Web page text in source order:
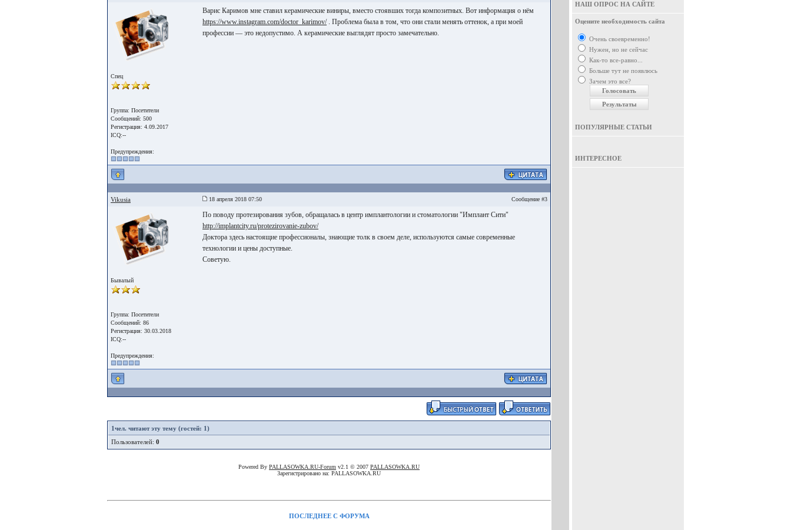
Спец
Группа: Посетители
Сообщений: 500
Регистрация: 4.09.2017
ICQ:--
Предупреждения:
Варис Каримов мне ставил керамические виниры, вместо стоявших тогда композитных. Вот информация о нём
https://www.instagram.com/doctor_karimov/. Проблема была в том, что они стали менять оттенок, а при моей
профессии — это недопустимо. А керамические выглядят просто замечательно.
Vikusia 18 апреля 2018 07:50 Сообщение #3
Бывалый
Группа: Посетители
Сообщений: 86
Регистрация: 30.03.2018
ICQ:--
Предупреждения:
По поводу протезирования зубов, обращалась в центр имплантологии и стоматологии "Имплант Сити"
http://implantcity.ru/protezirovanie-zubov/
Доктора здесь настоящие профессионалы, знающие толк в своем деле, используются самые современные
технологии и цены доступные.
Советую.
1чел. читают эту тему (гостей: 1)
Пользователей: 0
Powered By PALLASOWKA.RU-Forum v2.1 © 2007 PALLASOWKA.RU
Зарегистрировано на: PALLASOWKA.RU
ПОСЛЕДНЕЕ С ФОРУМА
НАШ ОПРОС НА САЙТЕ
Оцените необходимость сайта
Очень своевременно!
Нужен, но не сейчас
Как-то все-равно...
Больше тут не появлюсь
Зачем это все?
ПОПУЛЯРНЫЕ СТАТЬИ
ИНТЕРЕСНОЕ